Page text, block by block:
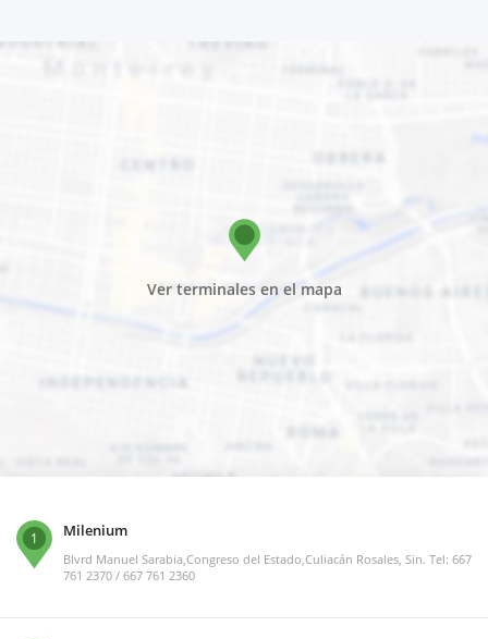
Ver terminales en el mapa
1 Milenium
Blvrd Manuel Sarabia,Congreso del Estado,Culiacán Rosales, Sin. Tel: 667
761 2370 / 667 761 2360